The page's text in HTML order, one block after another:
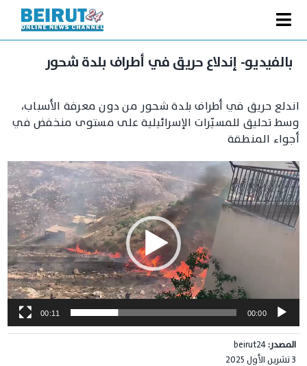
content
Toggle
Navigation
الصفحة الرئيسية
اقتصاد
فنّ
رياضة
متفرقات
Podcast
بالفيديو- إندلاع حريق في أطراف بلدة شحور
اندلع حريق في أطراف بلدة شحور من دون معرفة الأسباب،
وسط تحليق للمسيّرات الإسرائيلية على مستوى منخفض في
أجواء المنطقة
مشغل
الفيديو
00:00
00:11
المصدر:beirut24
3 تشرين الأول 2025